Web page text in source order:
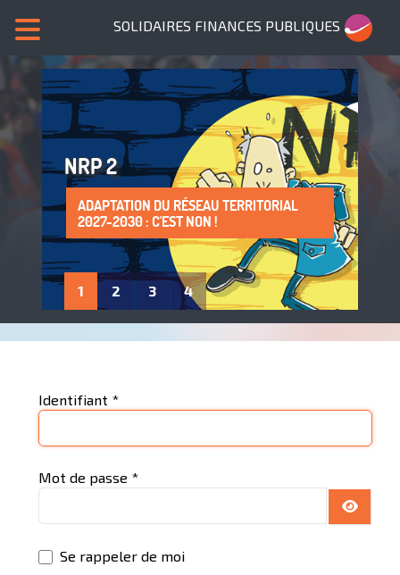
SOLIDAIRES FINANCES PUBLIQUES
NRP 2
ADAPTATION DU RÉSEAU TERRITORIAL
2027-2030 : C'EST NON !
SANS NOUS, PLUS DE SERVICES PUBLICS !
LA PROTECTION DE LA SANTÉ AU TRAVAIL
: UN DROIT À FAIRE VIVRE !
ADHÈRE À SOLIDAIRES FINANCES
PUBLIQUES
1 2 3 4
Identifiant *
Mot de passe *
Se rappeler de moi